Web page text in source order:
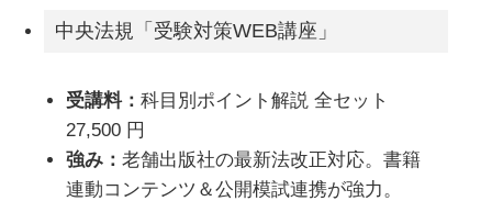
中央法規「受験対策WEB講座」
受講料： 科目別ポイント解説 全セット
27,500 円
強み： 老舗出版社の最新法改正対応。書籍
連動コンテンツ＆公開模試連携が強力。